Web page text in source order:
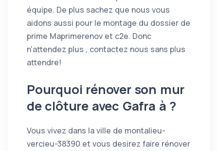
équipe. De plus sachez que nous vous
aidons aussi pour le montage du dossier de
prime Maprimerenov et c2e. Donc
n'attendez plus , contactez nous sans plus
attendre!
Pourquoi rénover son mur
de clôture avec Gafra à ?
Vous vivez dans la ville de montalieu-
vercieu-38390 et vous desirez faire rénover